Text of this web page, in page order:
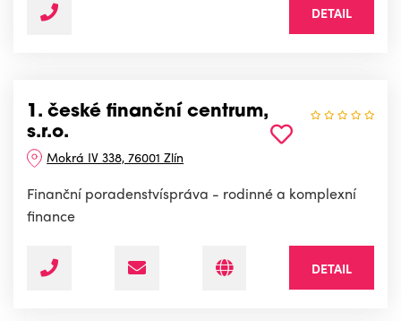
DETAIL
1. české finanční centrum,
s.r.o.
Mokrá IV 338, 76001 Zlín
Finanční poradenstvíspráva - rodinné a komplexní
finance
DETAIL